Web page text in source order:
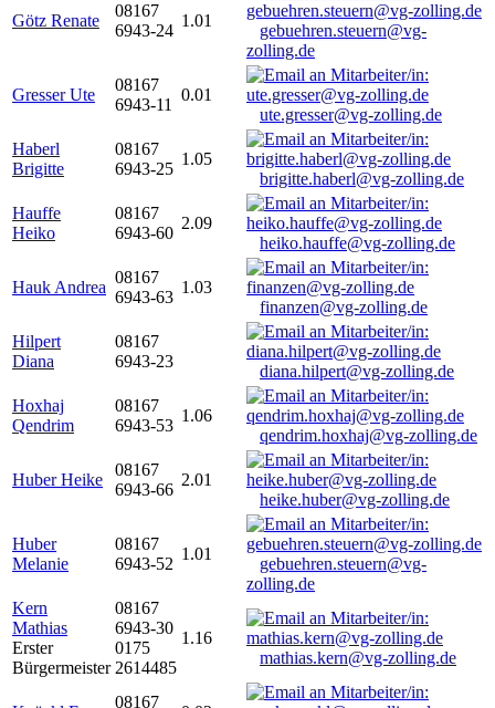
Götz Renate
08167
6943-24
1.01
gebuehren.steuern@vg-
zolling.de
Gresser Ute
08167
6943-11
0.01
ute.gresser@vg-zolling.de
Haberl
Brigitte
08167
6943-25
1.05
brigitte.haberl@vg-zolling.de
Hauffe
Heiko
08167
6943-60
2.09
heiko.hauffe@vg-zolling.de
Hauk Andrea
08167
6943-63
1.03
finanzen@vg-zolling.de
Hilpert
Diana
08167
6943-23
diana.hilpert@vg-zolling.de
Hoxhaj
Qendrim
08167
6943-53
1.06
qendrim.hoxhaj@vg-zolling.de
Huber Heike
08167
6943-66
2.01
heike.huber@vg-zolling.de
Huber
Melanie
08167
6943-52
1.01
gebuehren.steuern@vg-
zolling.de
Kern
Mathias
Erster
Bürgermeister
08167
6943-30
0175
2614485
1.16
mathias.kern@vg-zolling.de
08167